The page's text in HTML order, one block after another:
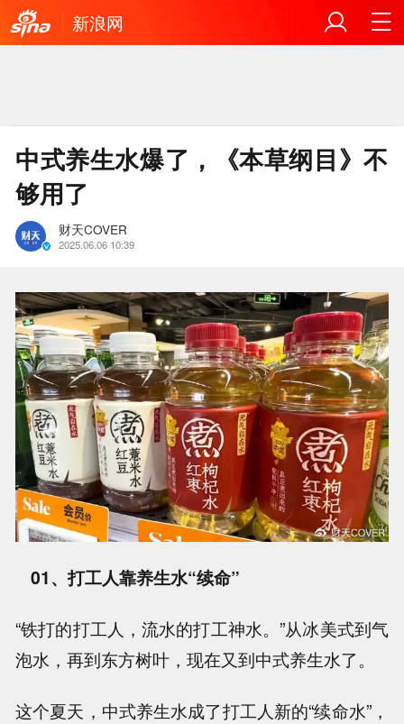
新浪网
中式养生水爆了，《本草纲目》不
够用了
财天COVER
2025.06.06 10:39
01、打工人靠养生水“续命”
“铁打的打工人，流水的打工神水。”从冰美式到气
泡水，再到东方树叶，现在又到中式养生水了。
这个夏天，中式养生水成了打工人新的“续命水”，